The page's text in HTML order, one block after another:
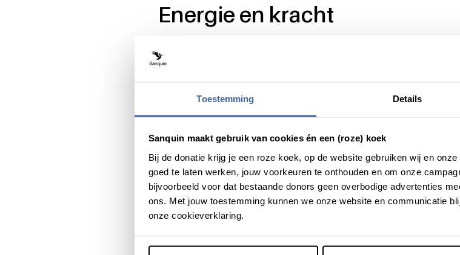
Toestemming Details
Sanquin maakt gebruik van cookies én een (roze) koek
Bij de donatie krijg je een roze koek, op de website gebruiken wij en
goed te laten werken, jouw voorkeuren te onthouden en om onze
bijvoorbeeld voor dat bestaande donors geen overbodige advertenties
ons. Met jouw toestemming kunnen we onze website en communicatie
onze cookieverklaring.
Energie en kracht
“Het is ongelooflijk wat dat met je doet. Ik merkte letterlijk dat mijn
toen vrijwel direct hoe dankbaar ik was naar alle bloeddonors.” Ze kon
Dankzij donors
Acht maanden verder is James een stevig kereltje dat het hartstikke
sterk.” Justyna zelf is inmiddels ook aangesterkt, maar ze denkt nog
gegaan zoals ik van tevoren gehoopt had, dat is jammer. Maar ik weet
bloeddonorschap is. Dankzij donors kan ik de mama zijn die ik altijd heb
denken wat er was gebeurd als er geen bloed voor mij was geweest.